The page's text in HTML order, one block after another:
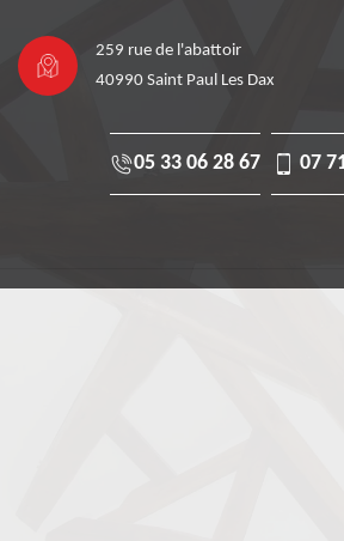
259 rue de l'abattoir
40990 Saint Paul Les Dax
05 33 06 28 67 07